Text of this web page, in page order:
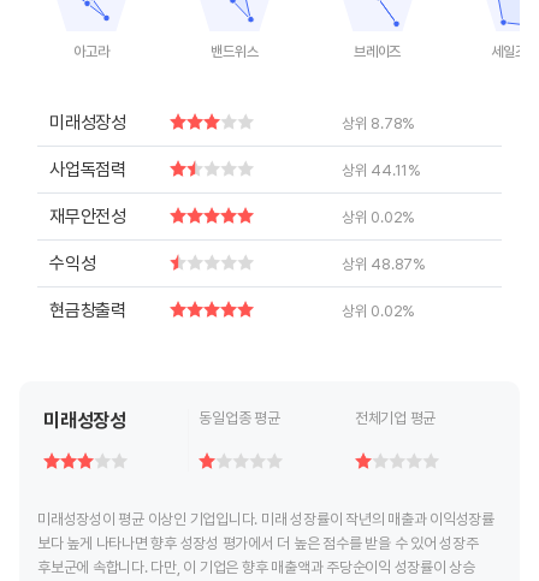
아고라 밴드위스 브레이즈 세일즈
미래성장성 상위 8.78%
사업독점력 상위 44.11%
재무안전성 상위 0.02%
수익성 상위 48.87%
현금창출력 상위 0.02%
미래성장성 동일업종 평균 전체기업 평균
미래성장성이 평균 이상인 기업입니다. 미래 성장률이 작년의 매출과 이익성장률
보다 높게 나타나면 향후 성장성 평가에서 더 높은 점수를 받을 수 있어 성장주
후보군에 속합니다. 다만, 이 기업은 향후 매출액과 주당순이익 성장률이 상승